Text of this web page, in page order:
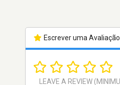
Escrever uma Avaliação